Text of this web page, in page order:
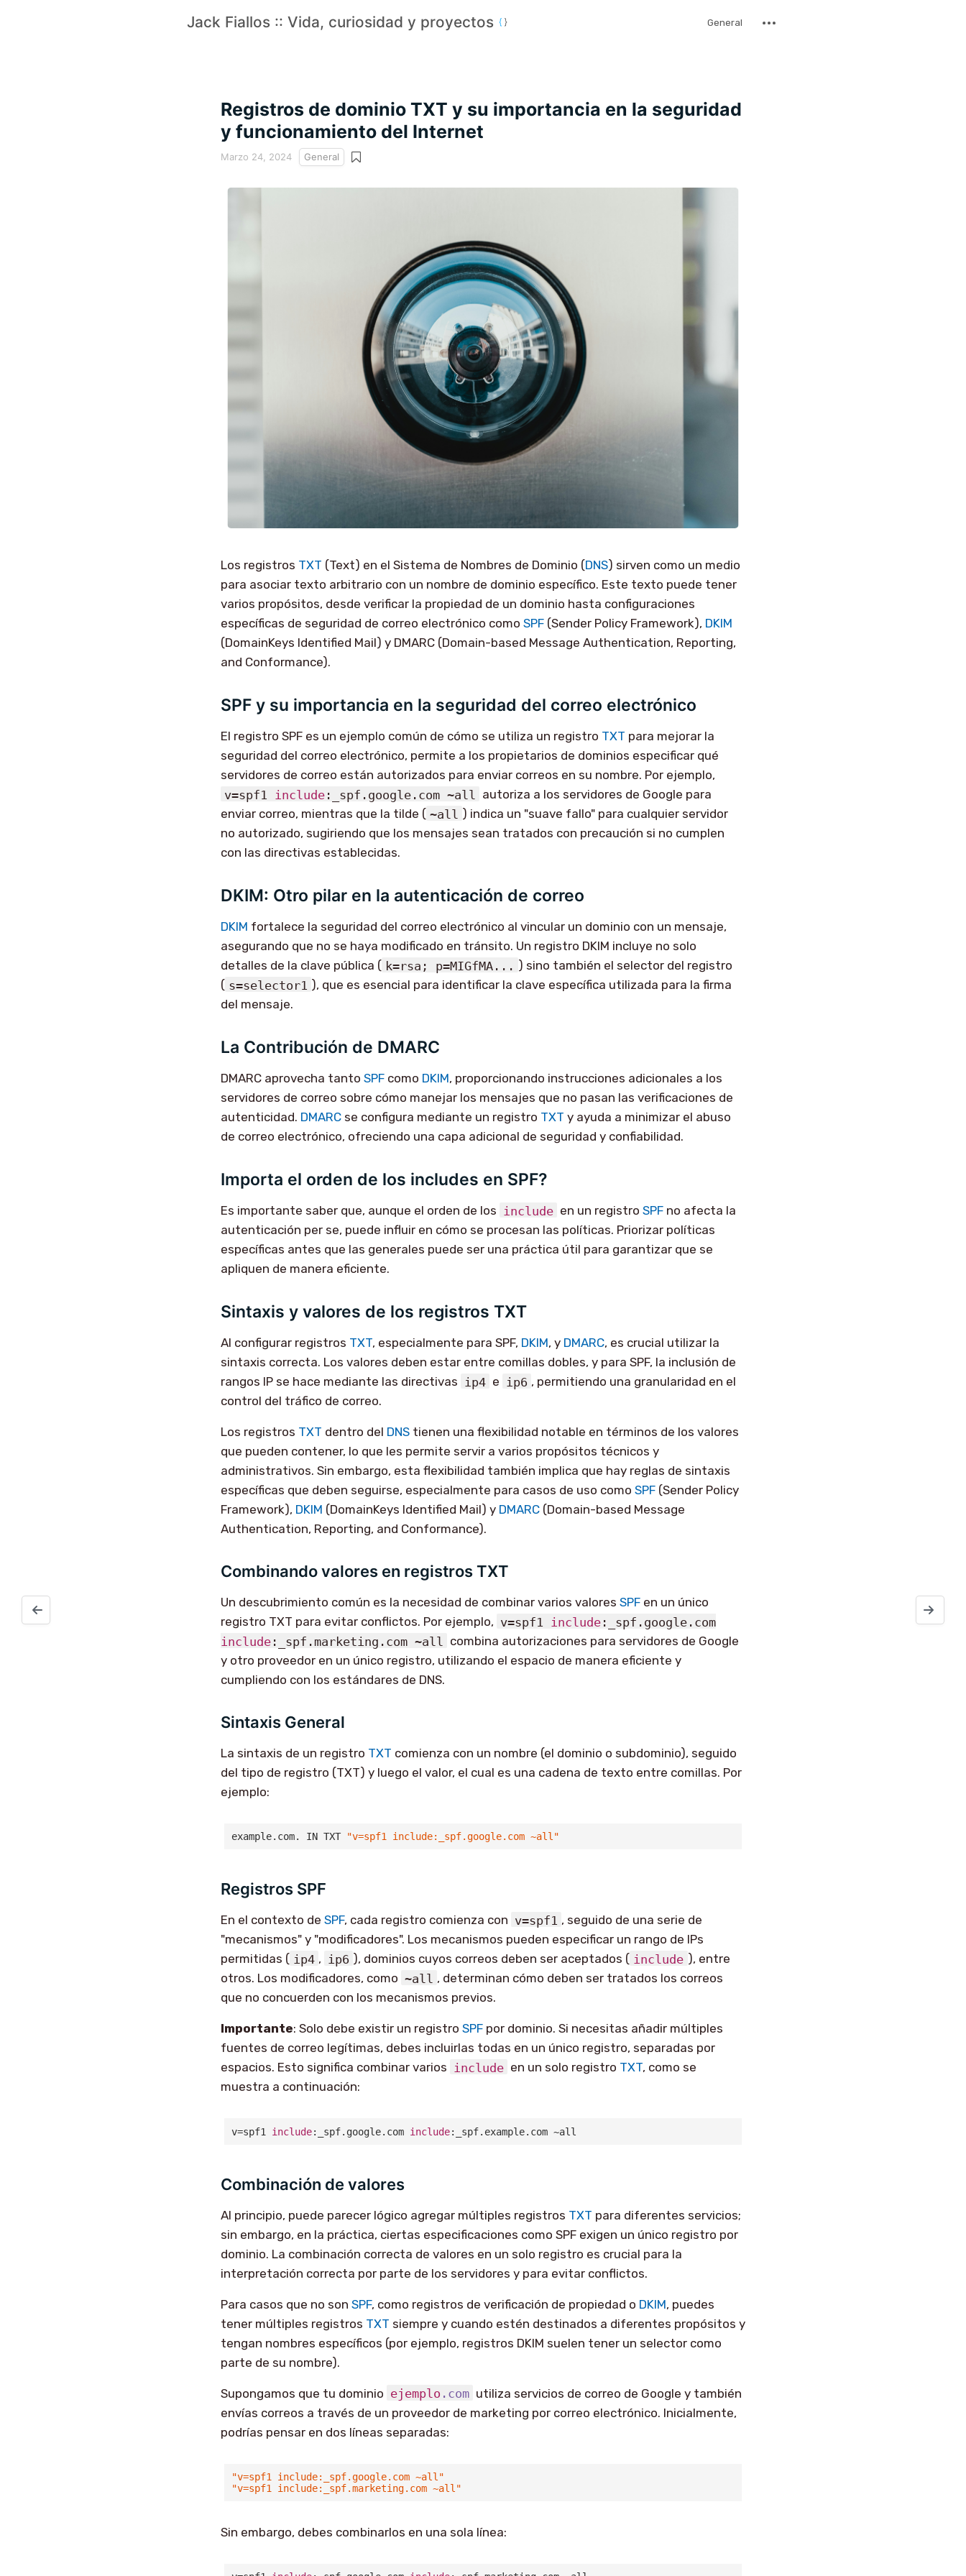
Jack Fiallos :: Vida, curiosidad y proyectos General
Registros de dominio TXT y su importancia en la seguridad
y funcionamiento del Internet
Marzo 24, 2024 General
Los registros TXT (Text) en el Sistema de Nombres de Dominio (DNS) sirven como un medio
para asociar texto arbitrario con un nombre de dominio específico. Este texto puede tener
varios propósitos, desde verificar la propiedad de un dominio hasta configuraciones
específicas de seguridad de correo electrónico como SPF (Sender Policy Framework), DKIM
(DomainKeys Identified Mail) y DMARC (Domain-based Message Authentication, Reporting,
and Conformance).
SPF y su importancia en la seguridad del correo electrónico
El registro SPF es un ejemplo común de cómo se utiliza un registro TXT para mejorar la
seguridad del correo electrónico, permite a los propietarios de dominios especificar qué
servidores de correo están autorizados para enviar correos en su nombre. Por ejemplo,
v=spf1 include :_spf.google.com ~all
autoriza a los servidores de Google para
enviar correo, mientras que la tilde ( ~all ) indica un "suave fallo" para cualquier servidor
no autorizado, sugiriendo que los mensajes sean tratados con precaución si no cumplen
con las directivas establecidas.
DKIM: Otro pilar en la autenticación de correo
DKIM fortalece la seguridad del correo electrónico al vincular un dominio con un mensaje,
asegurando que no se haya modificado en tránsito. Un registro DKIM incluye no solo
detalles de la clave pública ( k=rsa; p=MIGfMA... ) sino también el selector del registro
( s=selector1 ), que es esencial para identificar la clave específica utilizada para la firma
del mensaje.
La Contribución de DMARC
DMARC aprovecha tanto SPF como DKIM, proporcionando instrucciones adicionales a los
servidores de correo sobre cómo manejar los mensajes que no pasan las verificaciones de
autenticidad. DMARC se configura mediante un registro TXT y ayuda a minimizar el abuso
de correo electrónico, ofreciendo una capa adicional de seguridad y confiabilidad.
Importa el orden de los includes en SPF?
Es importante saber que, aunque el orden de los include en un registroSPF no afecta la
autenticación per se, puede influir en cómo se procesan las políticas. Priorizar políticas
específicas antes que las generales puede ser una práctica útil para garantizar que se
apliquen de manera eficiente.
Sintaxis y valores de los registros TXT
Al configurar registros TXT, especialmente para SPF, DKIM, y DMARC, es crucial utilizar la
sintaxis correcta. Los valores deben estar entre comillas dobles, y para SPF, la inclusión de
rangos IP se hace mediante las directivas ip4 e ip6 , permitiendo una granularidad en el
control del tráfico de correo.
Los registros TXT dentro del DNS tienen una flexibilidad notable en términos de los valores
que pueden contener, lo que les permite servir a varios propósitos técnicos y
administrativos. Sin embargo, esta flexibilidad también implica que hay reglas de sintaxis
específicas que deben seguirse, especialmente para casos de uso como SPF (Sender Policy
Framework), DKIM (DomainKeys Identified Mail) y DMARC (Domain-based Message
Authentication, Reporting, and Conformance).
Combinando valores en registros TXT
Un descubrimiento común es la necesidad de combinar varios valores SPF en un único
registro TXT para evitar conflictos. Por ejemplo, v=spf1 include :_spf.google.com
include :_spf.marketing.com ~all
combina autorizaciones para servidores de Google
y otro proveedor en un único registro, utilizando el espacio de manera eficiente y
cumpliendo con los estándares de DNS.
Sintaxis General
La sintaxis de un registro TXT comienza con un nombre (el dominio o subdominio), seguido
del tipo de registro (TXT) y luego el valor, el cual es una cadena de texto entre comillas. Por
ejemplo:
example.com. IN TXT "v=spf1 include:_spf.google.com ~all"
Registros SPF
En el contexto de SPF, cada registro comienza con v=spf1 , seguido de una serie de
"mecanismos" y "modificadores". Los mecanismos pueden especificar un rango de IPs
permitidas ( ip4 , ip6 ), dominios cuyos correos deben ser aceptados ( include ), entre
otros. Los modificadores, como ~all , determinan cómo deben ser tratados los correos
que no concuerden con los mecanismos previos.
Importante: Solo debe existir un registro SPF por dominio. Si necesitas añadir múltiples
fuentes de correo legítimas, debes incluirlas todas en un único registro, separadas por
espacios. Esto significa combinar varios include en un solo registro TXT, como se
muestra a continuación:
v=spf1 include:_spf.google.com include:_spf.example.com ~all
Combinación de valores
Al principio, puede parecer lógico agregar múltiples registros TXT para diferentes servicios;
sin embargo, en la práctica, ciertas especificaciones como SPF exigen un único registro por
dominio. La combinación correcta de valores en un solo registro es crucial para la
interpretación correcta por parte de los servidores y para evitar conflictos.
Para casos que no son SPF, como registros de verificación de propiedad o DKIM, puedes
tener múltiples registros TXT siempre y cuando estén destinados a diferentes propósitos y
tengan nombres específicos (por ejemplo, registros DKIM suelen tener un selector como
parte de su nombre).
Supongamos que tu dominio ejemplo .com utiliza servicios de correo de Google y también
envías correos a través de un proveedor de marketing por correo electrónico. Inicialmente,
podrías pensar en dos líneas separadas:
"v=spf1 include:_spf.google.com ~all"
"v=spf1 include:_spf.marketing.com ~all"
Sin embargo, debes combinarlos en una sola línea:
Las